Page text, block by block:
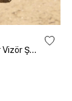
Leopar Kenarlı Üstü Açık Hasır Vizör Şapka Kahve